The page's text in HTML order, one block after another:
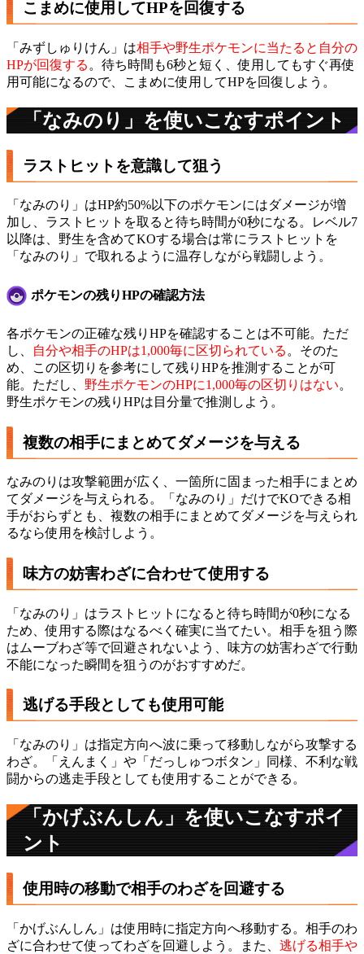
こまめに使用してHPを回復する
「みずしゅりけん」は相手や野生ポケモンに当たると自分の
HPが回復する 。待ち時間も6秒と短く、使用してもすぐ再使
用可能になるので、こまめに使用してHPを回復しよう。
「なみのり」を使いこなすポイント
ラストヒットを意識して狙う
「なみのり」はHP約50%以下のポケモンにはダメージが増
加し、ラストヒットを取ると待ち時間が0秒になる。レベル7
以降は、野生を含めてKOする場合は常にラストヒットを
「なみのり」で取れるように温存しながら戦闘しよう。
ポケモンの残りHPの確認方法
各ポケモンの正確な残りHPを確認することは不可能。ただ
し、
自分や相手のHPは1,000毎に区切られている 。そのた
め、この区切りを参考にして残りHPを推測することが可
能。ただし、 野生ポケモンのHPに1,000毎の区切りはない。
野生ポケモンの残りHPは目分量で推測しよう。
複数の相手にまとめてダメージを与える
なみのりは攻撃範囲が広く、一箇所に固まった相手にまとめ
てダメージを与えられる。「なみのり」だけでKOできる相
手がおらずとも、複数の相手にまとめてダメージを与えられ
るなら使用を検討しよう。
味方の妨害わざに合わせて使用する
「なみのり」はラストヒットになると待ち時間が0秒になる
ため、使用する際はなるべく確実に当てたい。相手を狙う際
はムーブわざ等で回避されないよう、味方の妨害わざで行動
不能になった瞬間を狙うのがおすすめだ。
逃げる手段としても使用可能
「なみのり」は指定方向へ波に乗って移動しながら攻撃する
わざ。「えんまく」や「だっしゅつボタン」同様、不利な戦
闘からの逃走手段としても使用することができる。
「かげぶんしん」を使いこなすポイ
ント
使用時の移動で相手のわざを回避する
「かげぶんしん」は使用時に指定方向へ移動する。相手のわ
ざに合わせて使ってわざを回避しよう。また、 逃げる相手や